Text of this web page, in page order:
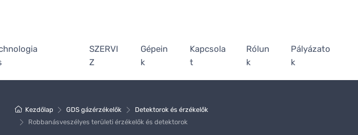
SZERVI
Z
Gépein
k
Kapcsola
t
Rólun
k
Pályázato
k
Kezdőlap GDS gázérzékelők
Detektorok és érzékelők
Robbanásveszélyes területi érzékelők és detektorok